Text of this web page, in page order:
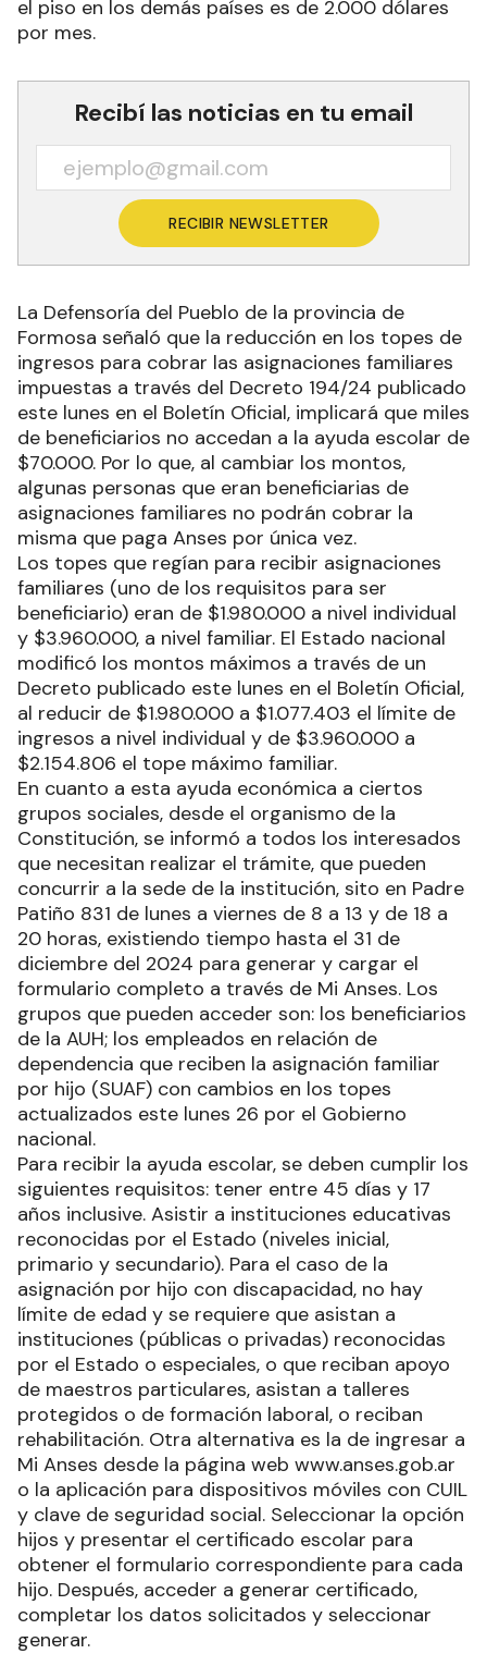
el piso en los demás países es de 2.000 dólares
por mes.
Recibí las noticias en tu email
RECIBIR NEWSLETTER
La Defensoría del Pueblo de la provincia de
Formosa señaló que la reducción en los topes de
ingresos para cobrar las asignaciones familiares
impuestas a través del Decreto 194/24 publicado
este lunes en el Boletín Oficial, implicará que miles
de beneficiarios no accedan a la ayuda escolar de
$70.000. Por lo que, al cambiar los montos,
algunas personas que eran beneficiarias de
asignaciones familiares no podrán cobrar la
misma que paga Anses por única vez.
Los topes que regían para recibir asignaciones
familiares (uno de los requisitos para ser
beneficiario) eran de $1.980.000 a nivel individual
y $3.960.000, a nivel familiar. El Estado nacional
modificó los montos máximos a través de un
Decreto publicado este lunes en el Boletín Oficial,
al reducir de $1.980.000 a $1.077.403 el límite de
ingresos a nivel individual y de $3.960.000 a
$2.154.806 el tope máximo familiar.
En cuanto a esta ayuda económica a ciertos
grupos sociales, desde el organismo de la
Constitución, se informó a todos los interesados
que necesitan realizar el trámite, que pueden
concurrir a la sede de la institución, sito en Padre
Patiño 831 de lunes a viernes de 8 a 13 y de 18 a
20 horas, existiendo tiempo hasta el 31 de
diciembre del 2024 para generar y cargar el
formulario completo a través de Mi Anses. Los
grupos que pueden acceder son: los beneficiarios
de la AUH; los empleados en relación de
dependencia que reciben la asignación familiar
por hijo (SUAF) con cambios en los topes
actualizados este lunes 26 por el Gobierno
nacional.
Para recibir la ayuda escolar, se deben cumplir los
siguientes requisitos: tener entre 45 días y 17
años inclusive. Asistir a instituciones educativas
reconocidas por el Estado (niveles inicial,
primario y secundario). Para el caso de la
asignación por hijo con discapacidad, no hay
límite de edad y se requiere que asistan a
instituciones (públicas o privadas) reconocidas
por el Estado o especiales, o que reciban apoyo
de maestros particulares, asistan a talleres
protegidos o de formación laboral, o reciban
rehabilitación. Otra alternativa es la de ingresar a
Mi Anses desde la página web www.anses.gob.ar
o la aplicación para dispositivos móviles con CUIL
y clave de seguridad social. Seleccionar la opción
hijos y presentar el certificado escolar para
obtener el formulario correspondiente para cada
hijo. Después, acceder a generar certificado,
completar los datos solicitados y seleccionar
generar.